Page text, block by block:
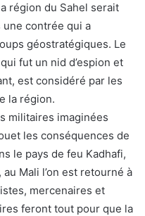
région du Sahel serait
contrée qui a
géostratégiques. Le
fut un nid d’espion et
est considéré par les
la région.
militaires imaginées
les conséquences de
le pays de feu Kadhafi,
Mali l’on est retourné à
mercenaires et
feront tout pour que la